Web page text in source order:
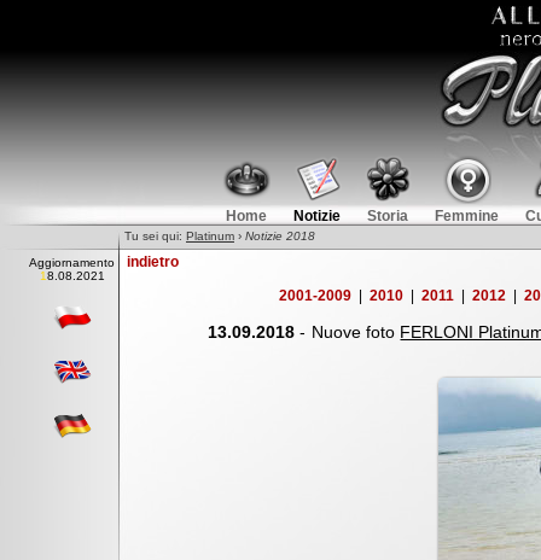
Home Notizie Storia Femmine
Tu sei qui: Platinum › Notizie 2018
Aggiornamento
18.08.2021
indietro
2001-2009 |2010 |2011 |2012 |
13.09.2018 - Nuove foto FERLONI